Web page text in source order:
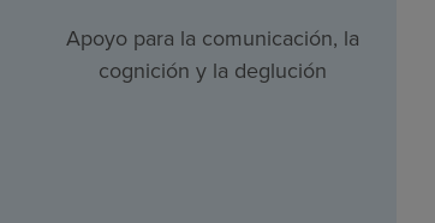
Apoyo para la comunicación, la
cognición y la deglución